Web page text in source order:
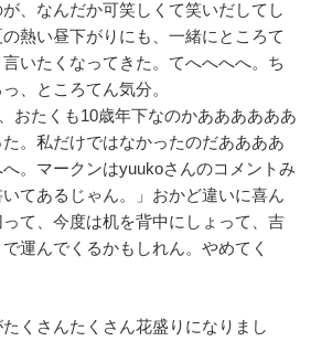
、なんだか可笑しくて笑いだしてし
熱い昼下がりにも、一緒にところて
いたくなってきた。てへへへへ。ち
、ところてん気分。
おたくも10歳年下なのかああああああ
。私だけではなかったのだああああ
。マークンはyuukoさんのコメントみ
てあるじゃん。」おかど違いに喜ん
て、今度は机を背中にしょって、吉
運んでくるかもしれん。やめてく
くさんたくさん花盛りになりまし